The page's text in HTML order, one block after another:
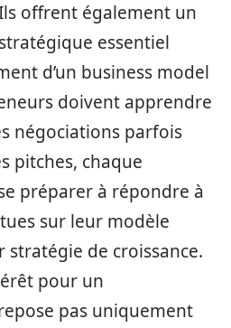
offrent également un
essentiel
d’un business model
doivent apprendre
négociations parfois
pitches, chaque
préparer à répondre à
sur leur modèle
de croissance.
pour un
pas uniquement